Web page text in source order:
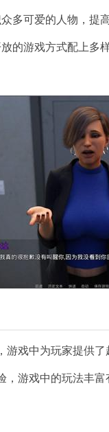
多可爱的人物，提
的游戏方式配上
游戏中为玩家提供
游戏中的玩法丰